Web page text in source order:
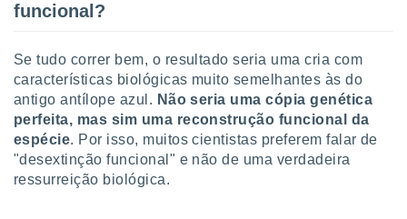
funcional?
Se tudo correr bem, o resultado seria uma cria com
características biológicas muito semelhantes às do
antigo antílope azul. Não seria uma cópia genética
perfeita, mas sim uma reconstrução funcional da
espécie. Por isso, muitos cientistas preferem falar de
"desextinção funcional" e não de uma verdadeira
ressurreição biológica.